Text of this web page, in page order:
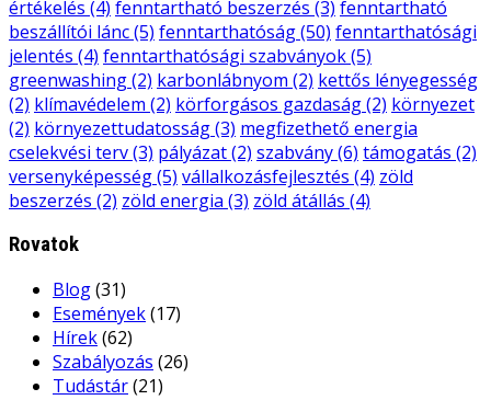
értékelés (4) fenntartható beszerzés (3) fenntartható
beszállítói lánc(5) fenntarthatóság(50) fenntarthatósági
jelentés (4) fenntarthatósági szabványok(5)
greenwashing(2) karbonlábnyom (2) kettős lényegesség
(2) klímavédelem (2) körforgásos gazdaság(2) környezet
(2) környezettudatosság(3) megfizethető energia
cselekvési terv(3) pályázat(2) szabvány(6) támogatás (2)
versenyképesség(5) vállalkozásfejlesztés (4) zöld
beszerzés (2) zöld energia (3) zöld átállás (4)
Rovatok
Blog(31)
Események(17)
Hírek(62)
Szabályozás (26)
Tudástár(21)